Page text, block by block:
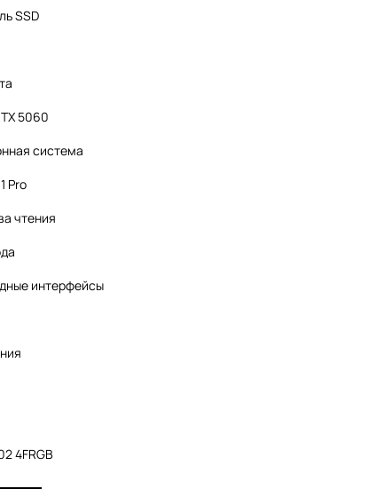
SSD
5060
система
Pro
чтения
интерфейсы
4FRGB